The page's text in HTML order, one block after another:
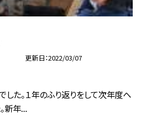
更新日 2022/03/07
た。１年のふり返りをして次年度へ
新年...